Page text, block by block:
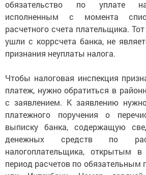
обязательство по уплате
исполненным с момента
расчетного счета плательщика.
ушли с коррсчета банка, не
признания неуплаты налога.
Чтобы налоговая инспекция
платеж, нужно обратиться в
с заявлением. К заявлению
платежного поручения о
выписку банка, содержащую
денежных средств по
налогоплательщика, открытым
период расчетов по обязательным